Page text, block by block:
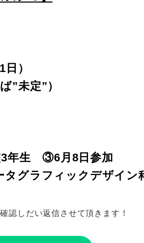
）
”未定”）
年生 ③6月8日参加
ラフィックデザイン
認しだい返信させて頂きます！